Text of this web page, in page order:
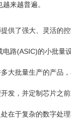
来越普遍。
供了强大、灵活的
电路(ASIC)的小批量
大批量生产的产品
发，并定制芯片之
在于复杂的数字处